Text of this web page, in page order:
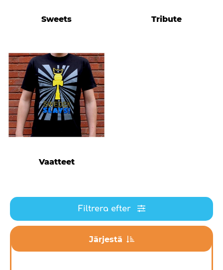
Sweets Tribute
Vaatteet
Filtrera efter
Järjestä